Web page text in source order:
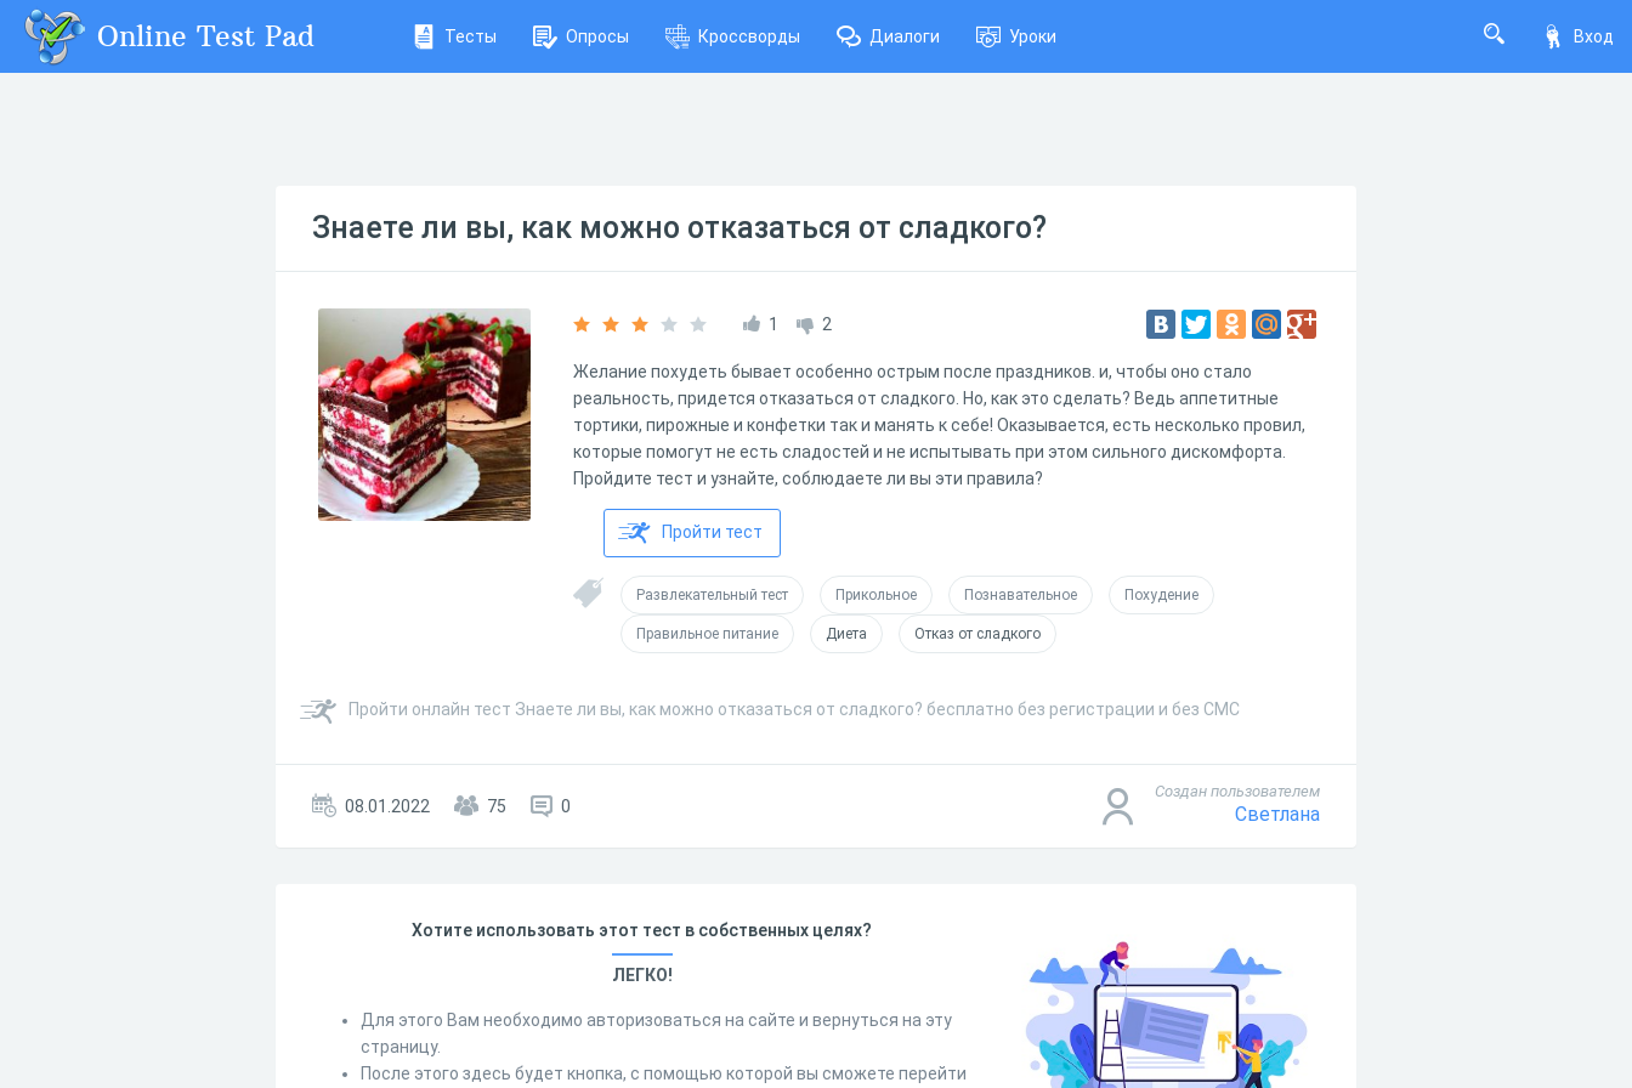
Вход
Online Test Pad Тесты Опросы Кроссворды Диалоги Уроки
Знаете ли вы, как можно отказаться от сладкого?
1 2
Желание похудеть бывает особенно острым после праздников. и, чтобы оно стало
реальность, придется отказаться от сладкого. Но, как это сделать? Ведь аппетитные
тортики, пирожные и конфетки так и манять к себе! Оказывается, есть несколько провил,
которые помогут не есть сладостей и не испытывать при этом сильного дискомфорта.
Пройдите тест и узнайте, соблюдаете ли вы эти правила?
Пройти тест
Развлекательный тест Прикольное Познавательное Похудение
Правильное питание Диета Отказ от сладкого
Пройти онлайн тест Знаете ли вы, как можно отказаться от сладкого? бесплатно без регистрации и без СМС
08.01.2022 75 0
Создан пользователем
Светлана
Хотите использовать этот тест в собственных целях?
ЛЕГКО!
Для этого Вам необходимо авторизоваться на сайте и вернуться на эту
страницу.
После этого здесь будет кнопка, с помощью которой вы сможете перейти